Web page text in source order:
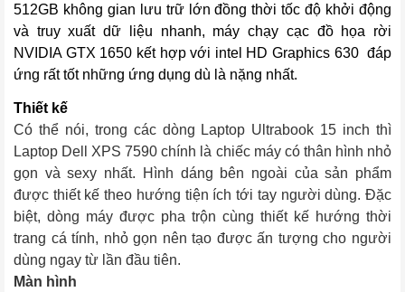
512GB không gian lưu trữ lớn đồng thời tốc độ khởi động
và truy xuất dữ liệu nhanh, máy chạy cạc đồ họa rời
NVIDIA GTX 1650 kết hợp với intel HD Graphics 630 đáp
ứng rất tốt những ứng dụng dù là nặng nhất.
Thiết kế
Có thể nói, trong các dòng Laptop Ultrabook 15 inch thì
Laptop Dell XPS 7590 chính là chiếc máy có thân hình nhỏ
gọn và sexy nhất. Hình dáng bên ngoài của sản phẩm
được thiết kế theo hướng tiện ích tới tay người dùng. Đặc
biệt, dòng máy được pha trộn cùng thiết kế hướng thời
trang cá tính, nhỏ gọn nên tạo được ấn tượng cho người
dùng ngay từ lần đầu tiên.
Màn hình